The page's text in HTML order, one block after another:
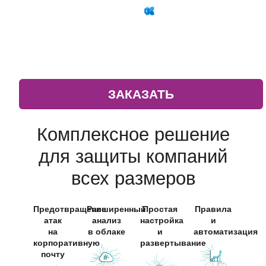
ЗАКАЗАТЬ
Комплексное решение
для защиты компаний
всех размеров
Предотвращение
атак
на
корпоративную
почту
Расширенный
анализ
в облаке
Простая
настройка
и
развертывание
Правила
и
автоматизация